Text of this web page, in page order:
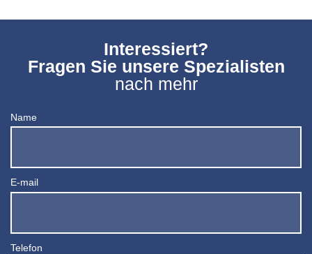
Interessiert?
Fragen Sie unsere Spezialisten
nach mehr
Name
E-mail
Telefon